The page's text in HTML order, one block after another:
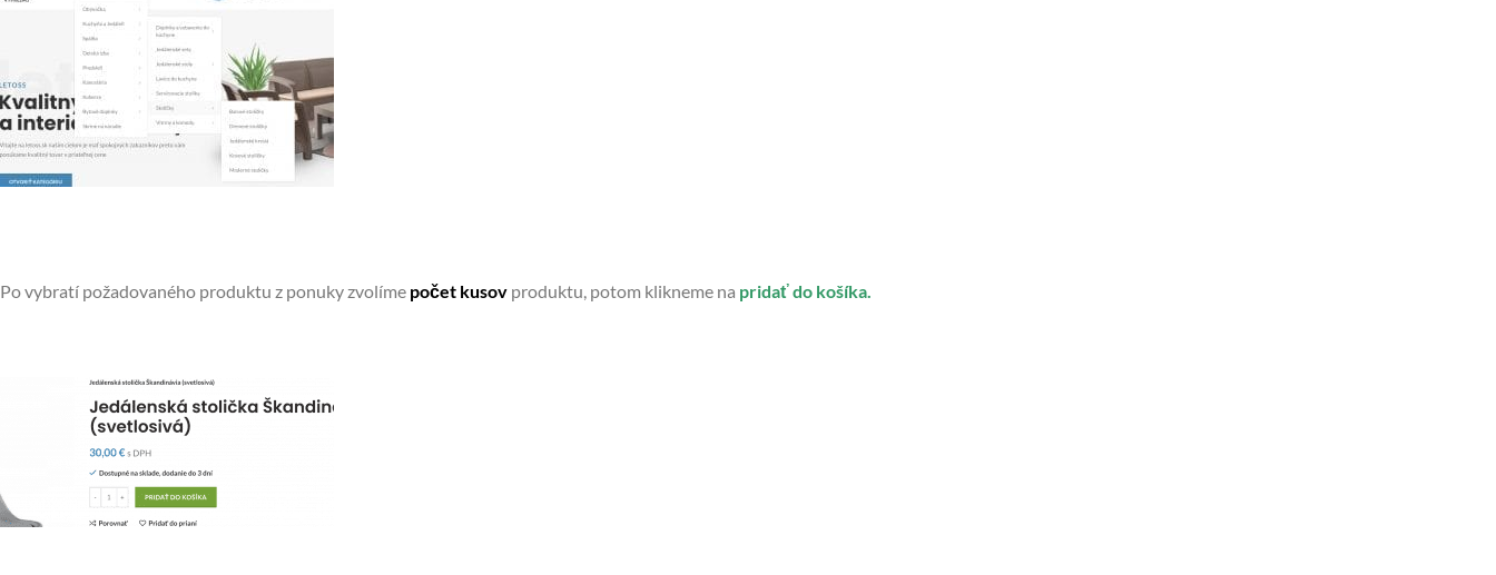
Po vybratí požadovaného produktu z ponuky zvolíme počet kusov produktu, potom klikneme na pridaťdo košíka.